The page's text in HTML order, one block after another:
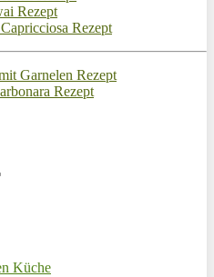
Rezept
Rezept
Garnelen Rezept
Rezept
Küche